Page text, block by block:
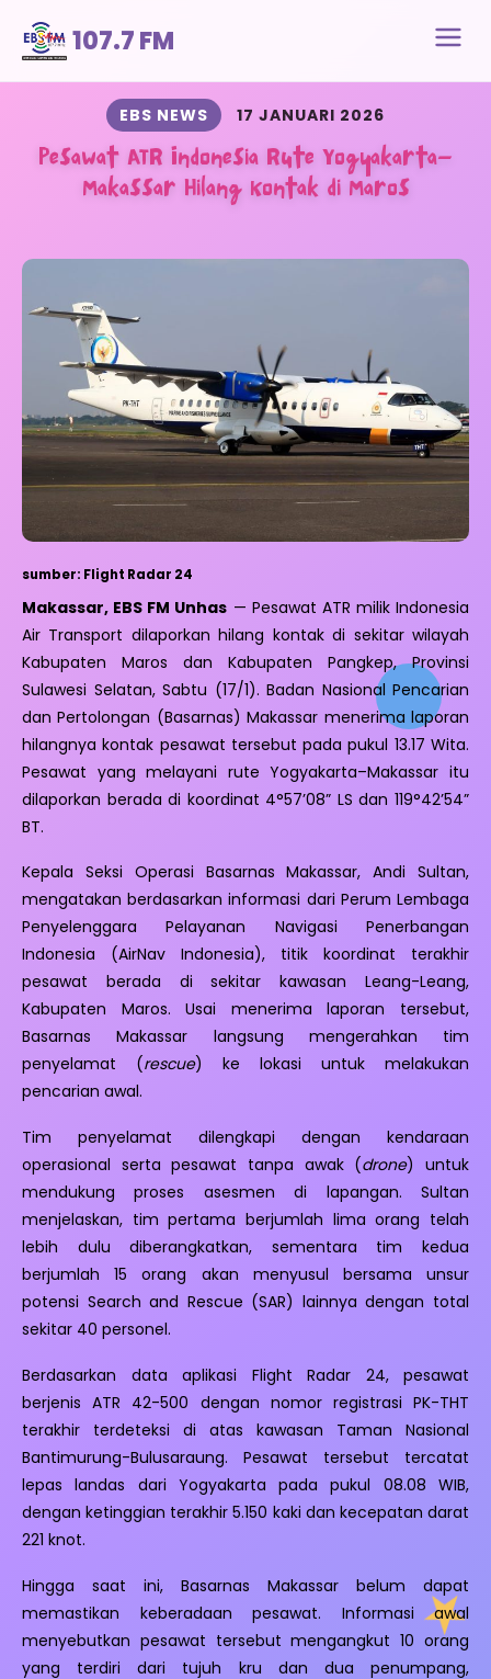
107.7 FM
EBS NEWS 17 JANUARI 2026
Pesawat ATR Indonesia Rute Yogyakarta–
Makassar Hilang Kontak di Maros
sumber: Flight Radar 24
Makassar, EBS FM Unhas — Pesawat ATR milik Indonesia
Air Transport dilaporkan hilang kontak di sekitar wilayah
Kabupaten Maros dan Kabupaten Pangkep, Provinsi
Sulawesi Selatan, Sabtu (17/1). Badan Nasional Pencarian
dan Pertolongan (Basarnas) Makassar menerima laporan
hilangnya kontak pesawat tersebut pada pukul 13.17 Wita.
Pesawat yang melayani rute Yogyakarta–Makassar itu
dilaporkan berada di koordinat 4°57’08” LS dan 119°42’54”
BT.
Kepala Seksi Operasi Basarnas Makassar, Andi Sultan,
mengatakan berdasarkan informasi dari Perum Lembaga
Penyelenggara Pelayanan Navigasi Penerbangan
Indonesia (AirNav Indonesia), titik koordinat terakhir
pesawat berada di sekitar kawasan Leang-Leang,
Kabupaten Maros. Usai menerima laporan tersebut,
Basarnas Makassar langsung mengerahkan tim
penyelamat (rescue) ke lokasi untuk melakukan
pencarian awal.
Tim penyelamat dilengkapi dengan kendaraan
operasional serta pesawat tanpa awak (drone) untuk
mendukung proses asesmen di lapangan. Sultan
menjelaskan, tim pertama berjumlah lima orang telah
lebih dulu diberangkatkan, sementara tim kedua
berjumlah 15 orang akan menyusul bersama unsur
potensi Search and Rescue (SAR) lainnya dengan total
sekitar 40 personel.
Berdasarkan data aplikasi Flight Radar 24, pesawat
berjenis ATR 42-500 dengan nomor registrasi PK-THT
terakhir terdeteksi di atas kawasan Taman Nasional
Bantimurung-Bulusaraung. Pesawat tersebut tercatat
lepas landas dari Yogyakarta pada pukul 08.08 WIB,
dengan ketinggian terakhir 5.150 kaki dan kecepatan darat
221 knot.
Hingga saat ini, Basarnas Makassar belum dapat
memastikan keberadaan pesawat. Informasi awal
menyebutkan pesawat tersebut mengangkut 10 orang
yang terdiri dari tujuh kru dan dua penumpang,